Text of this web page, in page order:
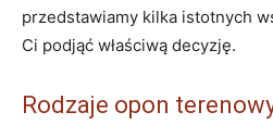
przedstawiamy⁤ kilka istotnych
Ci ⁢podjąć⁢ właściwą decyzję.
Rodzaje opon